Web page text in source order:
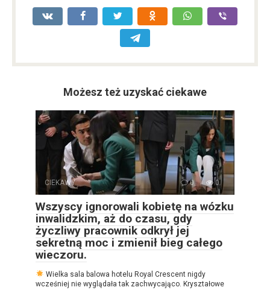
Możesz też uzyskać ciekawe
CIEKAWY 0 0
Wszyscy ignorowali kobietę na wózku
inwalidzkim, aż do czasu, gdy
życzliwy pracownik odkrył jej
sekretną moc i zmienił bieg całego
wieczoru.
Wielka sala balowa hotelu Royal Crescent nigdy
wcześniej nie wyglądała tak zachwycająco. Kryształowe